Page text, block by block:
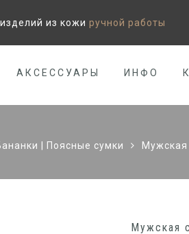
из кожиручной работы
АКСЕССУАРЫ ИНФО
| Поясные сумки Мужская
Мужская